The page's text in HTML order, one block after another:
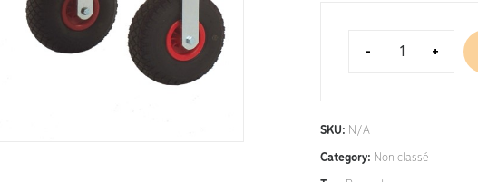
- +
SKU: N/A
Category: Non classé